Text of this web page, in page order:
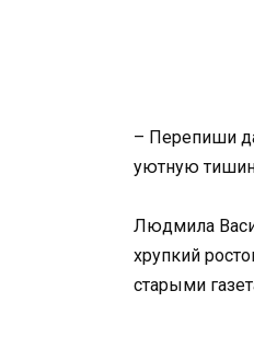
– Перепиши
уютную
Людмила
хрупкий
старыми